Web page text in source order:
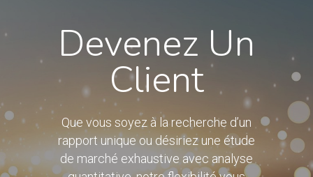
Devenez Un
Client
Que vous soyez à la recherche d’un
rapport unique ou désiriez une étude
de marché exhaustive avec analyse